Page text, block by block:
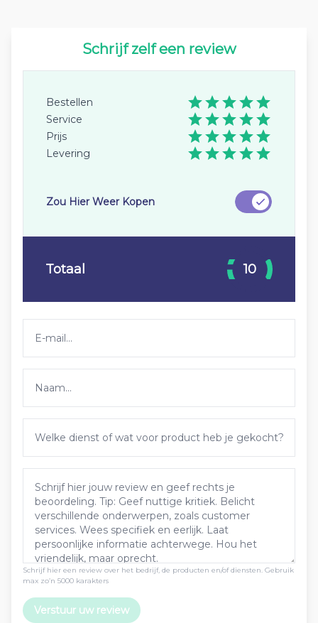
Schrijf zelf een review
Schrijf hier een review over het bedrijf, de producten en/of diensten. Gebruik
max zo’n 5000 karakters
Verstuur uw review
Bestellen
Service
Prijs
Levering
Zou Hier Weer Kopen
Totaal 10